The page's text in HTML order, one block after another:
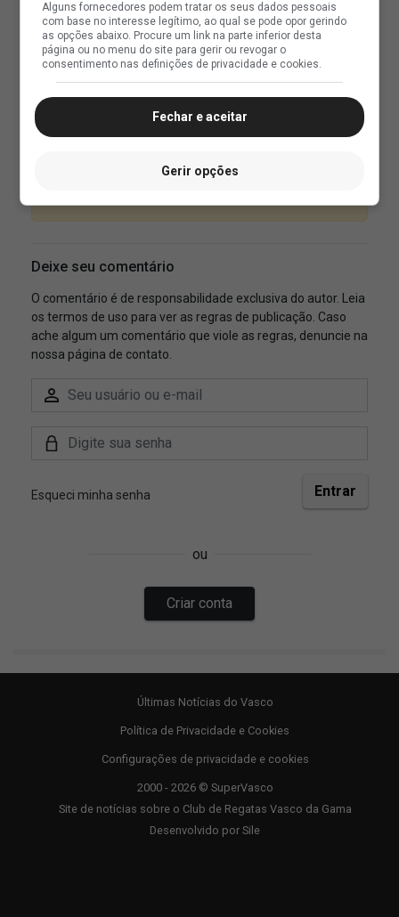
Últimas Notícias do Vasco
Política de Privacidade e Cookies
Configurações de privacidade e cookies
2000 - 2026 © SuperVasco
Site de notícias sobre o Club de Regatas Vasco da Gama
Desenvolvido por Sile
Alguns fornecedores podem tratar os seus dados pessoais
com base no interesse legítimo, ao qual se pode opor gerindo
as opções abaixo. Procure um link na parte inferior desta
página ou no menu do site para gerir ou revogar o
consentimento nas definições de privacidade e cookies.
Fechar e aceitar
Gerir opções